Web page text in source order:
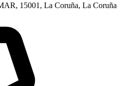
15001, La Coruña, La Coruña